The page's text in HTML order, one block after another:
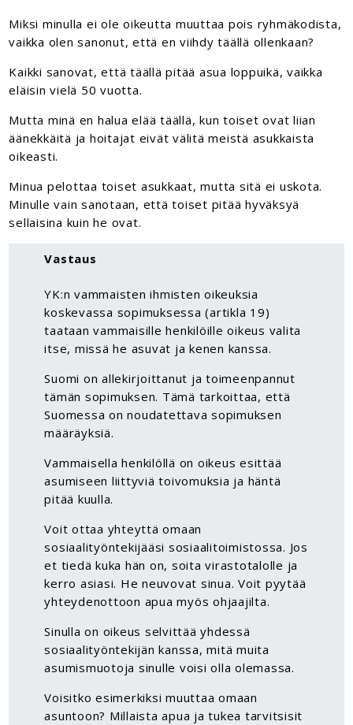
Miksi minulla ei ole oikeutta muuttaa pois ryhmäkodista,
vaikka olen sanonut, että en viihdy täällä ollenkaan?
Kaikki sanovat, että täällä pitää asua loppuikä, vaikka
eläisin vielä 50 vuotta.
Mutta minä en halua elää täällä, kun toiset ovat liian
äänekkäitä ja hoitajat eivät välitä meistä asukkaista
oikeasti.
Minua pelottaa toiset asukkaat, mutta sitä ei uskota.
Minulle vain sanotaan, että toiset pitää hyväksyä
sellaisina kuin he ovat.
Vastaus
YK:n vammaisten ihmisten oikeuksia
koskevassa sopimuksessa (artikla 19)
taataan vammaisille henkilöille oikeus valita
itse, missä he asuvat ja kenen kanssa.
Suomi on allekirjoittanut ja toimeenpannut
tämän sopimuksen. Tämä tarkoittaa, että
Suomessa on noudatettava sopimuksen
määräyksiä.
Vammaisella henkilöllä on oikeus esittää
asumiseen liittyviä toivomuksia ja häntä
pitää kuulla.
Voit ottaa yhteyttä omaan
sosiaalityöntekijääsi sosiaalitoimistossa. Jos
et tiedä kuka hän on, soita virastotalolle ja
kerro asiasi. He neuvovat sinua. Voit pyytää
yhteydenottoon apua myös ohjaajilta.
Sinulla on oikeus selvittää yhdessä
sosiaalityöntekijän kanssa, mitä muita
asumismuotoja sinulle voisi olla olemassa.
Voisitko esimerkiksi muuttaa omaan
asuntoon? Millaista apua ja tukea tarvitsisit